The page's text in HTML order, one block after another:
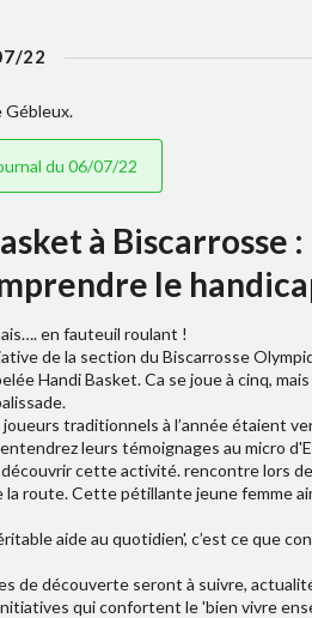
22
Gébleux.
du 06/07/22
à Biscarrosse
le
en fauteuil roulant !
de la section du Biscarrosse
Handi Basket. Ca se joue à cinq,
traditionnels à l’année étaient
leurs témoignages au micro
cette activité. rencontre lors
la route. Cette pétillante jeune femme
aide au quotidien', c’est ce que
de découverte seront à suivre,
qui confortent le 'bien vivre